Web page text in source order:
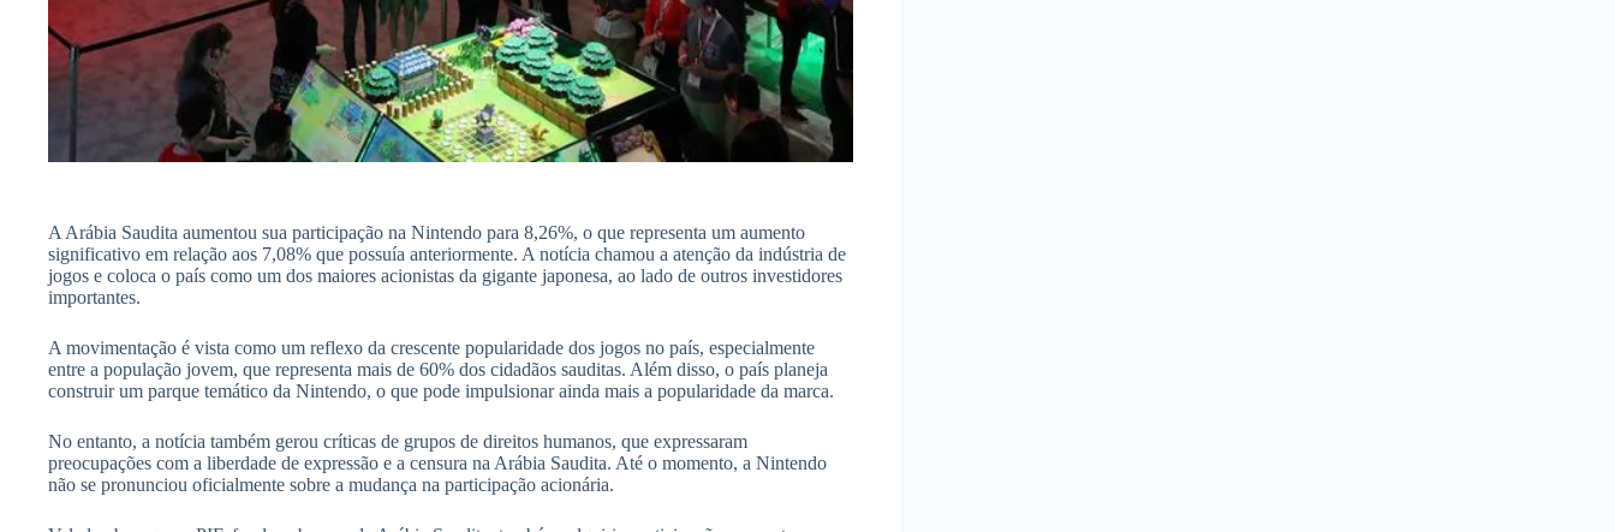
A Arábia Saudita aumentou sua participação na Nintendo para 8,26%, o que representa um aumento
significativo em relação aos 7,08% que possuía anteriormente. A notícia chamou a atenção da indústria de
jogos e coloca o país como um dos maiores acionistas da gigante japonesa, ao lado de outros investidores
importantes.
A movimentação é vista como um reflexo da crescente popularidade dos jogos no país, especialmente
entre a população jovem, que representa mais de 60% dos cidadãos sauditas. Além disso, o país planeja
construir um parque temático da Nintendo, o que pode impulsionar ainda mais a popularidade da marca.
No entanto, a notícia também gerou críticas de grupos de direitos humanos, que expressaram
preocupações com a liberdade de expressão e a censura na Arábia Saudita. Até o momento, a Nintendo
não se pronunciou oficialmente sobre a mudança na participação acionária.